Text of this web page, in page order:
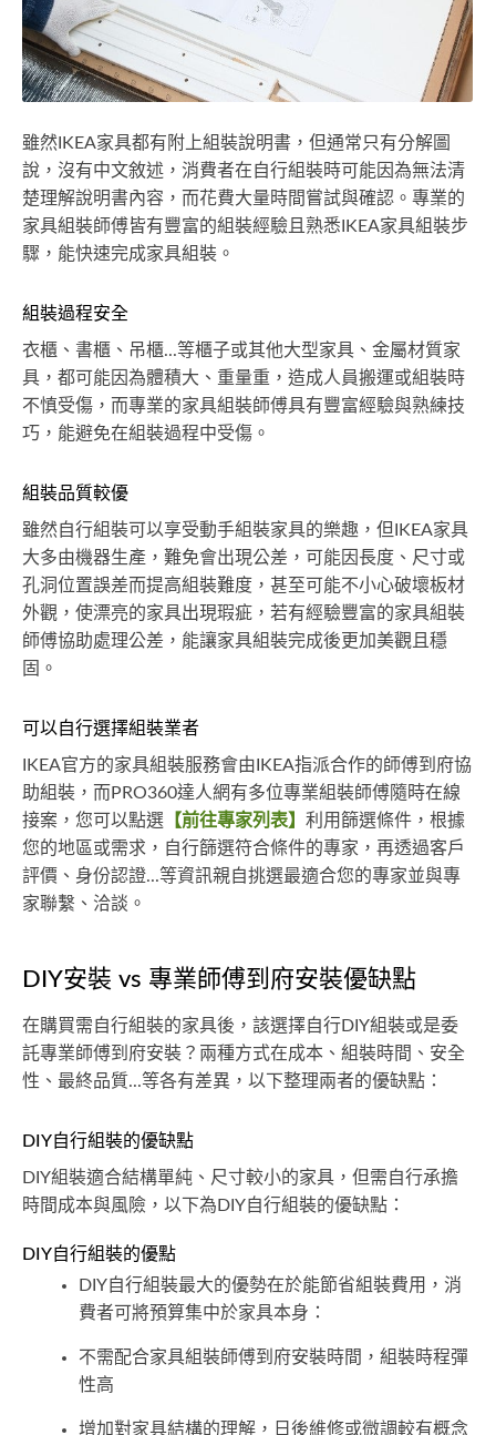
雖然IKEA家具都有附上組裝說明書，但通常只有分解圖
說，沒有中文敘述，消費者在自行組裝時可能因為無法清
楚理解說明書內容，而花費大量時間嘗試與確認。專業的
家具組裝師傅皆有豐富的組裝經驗且熟悉IKEA家具組裝步
驟，能快速完成家具組裝。
組裝過程安全
衣櫃、書櫃、吊櫃...等櫃子或其他大型家具、金屬材質家
具，都可能因為體積大、重量重，造成人員搬運或組裝時
不慎受傷，而專業的家具組裝師傅具有豐富經驗與熟練技
巧，能避免在組裝過程中受傷。
組裝品質較優
雖然自行組裝可以享受動手組裝家具的樂趣，但IKEA家具
大多由機器生產，難免會出現公差，可能因長度、尺寸或
孔洞位置誤差而提高組裝難度，甚至可能不小心破壞板材
外觀，使漂亮的家具出現瑕疵，若有經驗豐富的家具組裝
師傅協助處理公差，能讓家具組裝完成後更加美觀且穩
固。
可以自行選擇組裝業者
IKEA官方的家具組裝服務會由IKEA指派合作的師傅到府協
助組裝，而PRO360達人網有多位專業組裝師傅隨時在線
接案，您可以點選 【前往專家列表】 利用篩選條件，根據
您的地區或需求，自行篩選符合條件的專家，再透過客戶
評價、身份認證...等資訊親自挑選最適合您的專家並與專
家聯繫、洽談。
DIY安裝 vs 專業師傅到府安裝優缺點
在購買需自行組裝的家具後，該選擇自行DIY組裝或是委
託專業師傅到府安裝？兩種方式在成本、組裝時間、安全
性、最終品質...等各有差異，以下整理兩者的優缺點：
DIY自行組裝的優缺點
DIY組裝適合結構單純、尺寸較小的家具，但需自行承擔
時間成本與風險，以下為DIY自行組裝的優缺點：
DIY自行組裝的優點
DIY自行組裝最大的優勢在於能節省組裝費用，消
費者可將預算集中於家具本身：
不需配合家具組裝師傅到府安裝時間，組裝時程彈
性高
增加對家具結構的理解，日後維修或微調較有概念